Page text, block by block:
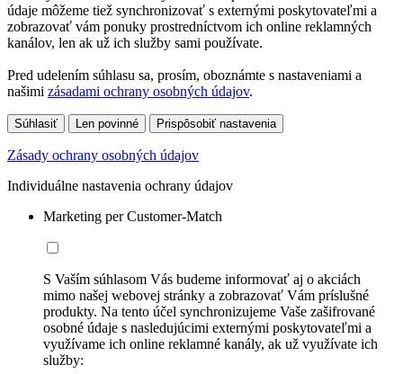
údaje môžeme tiež synchronizovať s externými poskytovateľmi a
zobrazovať vám ponuky prostredníctvom ich online reklamných
kanálov, len ak už ich služby sami používate.
Pred udelením súhlasu sa, prosím, oboznámte s nastaveniami a
našimi zásadami ochrany osobných údajov.
Súhlasiť Len povinné Prispôsobiť nastavenia
Zásady ochrany osobných údajov
Individuálne nastavenia ochrany údajov
Marketing per Customer-Match
S Vaším súhlasom Vás budeme informovať aj o akciách
mimo našej webovej stránky a zobrazovať Vám príslušné
produkty. Na tento účel synchronizujeme Vaše zašifrované
osobné údaje s nasledujúcimi externými poskytovateľmi a
využívame ich online reklamné kanály, ak už využívate ich
služby: